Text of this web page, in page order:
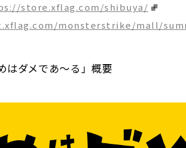
store.xflag.com/shibuya/
monsterstrike/mall/
ダメであ〜る」概要